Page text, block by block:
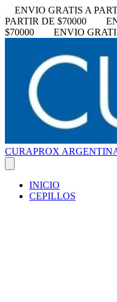
ENVIO GRATIS A
PARTIR DE $70000
$70000
ENVIO
CURAPROX
INICIO
CEPILLOS